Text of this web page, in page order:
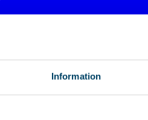
Information